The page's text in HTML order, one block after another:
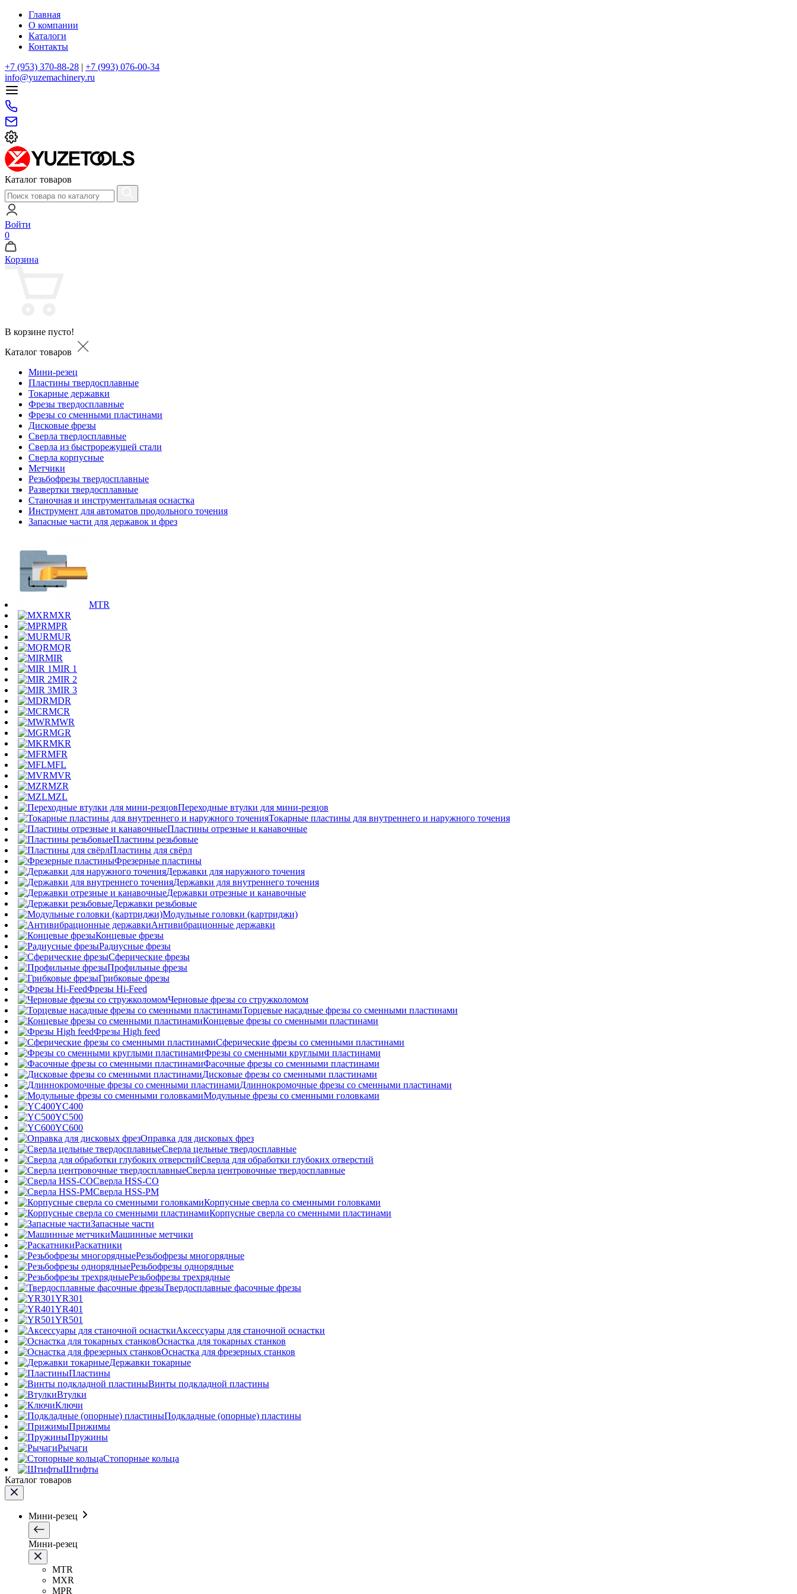
Главная
О компании
Каталоги
Контакты
+7 (953) 370-88-28 | +7 (993) 076-00-34
info@yuzemachinery.ru
Каталог товаров
Войти
0
Корзина
В корзине пусто!
Каталог товаров
Мини-резец
Пластины твердосплавные
Токарные державки
Фрезы твердосплавные
Фрезы со сменными пластинами
Дисковые фрезы
Сверла твердосплавные
Сверла из быстрорежущей стали
Сверла корпусные
Метчики
Резьбофрезы твердосплавные
Развертки твердосплавные
Станочная и инструментальная оснастка
Инструмент для автоматов продольного точения
Запасные части для державок и фрез
MTR
MXR
MPR
MUR
MQR
MIR
MIR 1
MIR 2
MIR 3
MDR
MCR
MWR
MGR
MKR
MFR
MFL
MVR
MZR
MZL
Переходные втулки для мини-резцов
Токарные пластины для внутреннего и наружного точения
Пластины отрезные и канавочные
Пластины резьбовые
Пластины для свёрл
Фрезерные пластины
Державки для наружного точения
Державки для внутреннего точения
Державки отрезные и канавочные
Державки резьбовые
Модульные головки (картриджи)
Антивибрационные державки
Концевые фрезы
Радиусные фрезы
Сферические фрезы
Профильные фрезы
Грибковые фрезы
Фрезы Hi-Feed
Черновые фрезы со стружколомом
Торцевые насадные фрезы со сменными пластинами
Концевые фрезы со сменными пластинами
Фрезы High feed
Сферические фрезы со сменными пластинами
Фрезы со сменными круглыми пластинами
Фасочные фрезы со сменными пластинами
Дисковые фрезы со сменными пластинами
Длиннокромочные фрезы со сменными пластинами
Модульные фрезы со сменными головками
YC400
YC500
YC600
Оправка для дисковых фрез
Сверла цельные твердосплавные
Сверла для обработки глубоких отверстий
Сверла центровочные твердосплавные
Сверла HSS-CO
Сверла HSS-PM
Корпусные сверла со сменными головками
Корпусные сверла со сменными пластинами
Запасные части
Машинные метчики
Раскатники
Резьбофрезы многорядные
Резьбофрезы однорядные
Резьбофрезы трехрядные
Твердосплавные фасочные фрезы
YR301
YR401
YR501
Аксессуары для станочной оснастки
Оснастка для токарных станков
Оснастка для фрезерных станков
Державки токарные
Пластины
Винты подкладной пластины
Втулки
Ключи
Подкладные (опорные) пластины
Прижимы
Пружины
Рычаги
Стопорные кольца
Штифты
Каталог товаров
Мини-резец
Мини-резец
MTR
MXR
MPR